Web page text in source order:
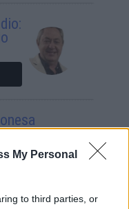
My Personal
to third parties, or